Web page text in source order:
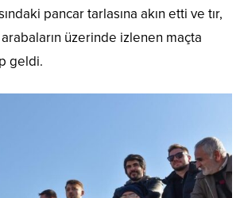
pancar tarlasına akın etti ve tır,
üzerinde izlenen maçta
geldi.